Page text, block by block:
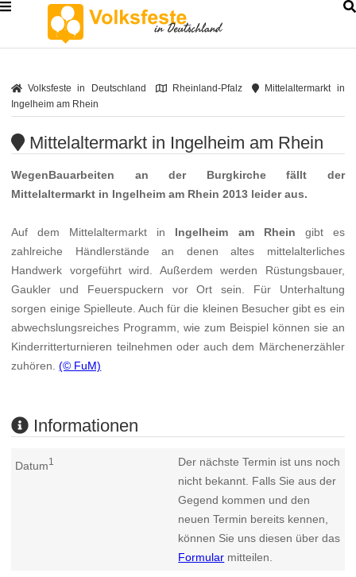
Volksfeste in Deutschland Rheinland-Pfalz
Mittelaltermarkt in
Ingelheim am Rhein
Mittelaltermarkt in Ingelheim am Rhein
WegenBauarbeiten an der Burgkirche fällt der
Mittelaltermarkt in Ingelheim am Rhein 2013 leider aus.
Auf dem Mittelaltermarkt in Ingelheim am Rhein gibt es
zahlreiche Händlerstände an denen altes mittelalterliches
Handwerk vorgeführt wird. Außerdem werden Rüstungsbauer,
Gaukler und Feuerspuckern vor Ort sein. Für Unterhaltung
sorgen einige Spielleute. Auch für die kleinen Besucher gibt es ein
abwechslungsreiches Programm, wie zum Beispiel können sie an
Kinderritterturnieren teilnehmen oder auch dem Märchenerzähler
zuhören.(© FuM)
Informationen
Datum1
Der nächste Termin ist uns noch
nicht bekannt. Falls Sie aus der
Gegend kommen und den
neuen Termin bereits kennen,
können Sie uns diesen über das
Formular mitteilen.